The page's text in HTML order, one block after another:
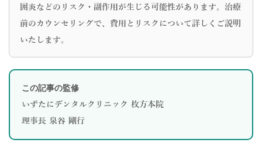
囲炎などのリスク・副作用が生じる可能性があります。治療
前のカウンセリングで、費用とリスクについて詳しくご説明
いたします。
この記事の監修
いずたにデンタルクリニック 枚方本院
理事長 泉谷 剛行